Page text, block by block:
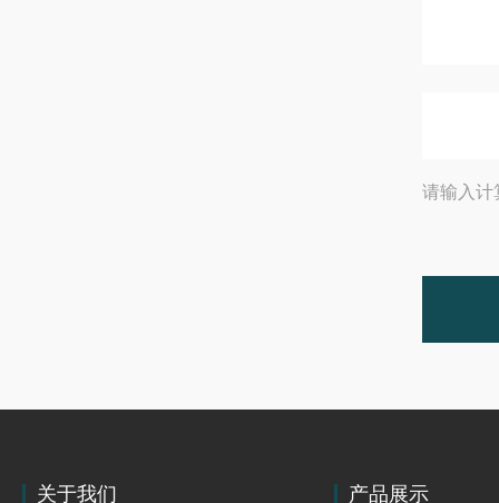
请输入计
关于我们 产品展示